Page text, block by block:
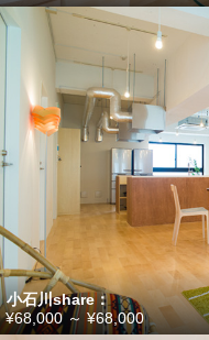
小石川share：
¥68,000～¥68,000